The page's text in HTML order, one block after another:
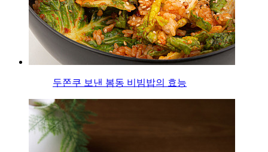
두쫀쿠 보낸 봄동 비빔밥의 효능